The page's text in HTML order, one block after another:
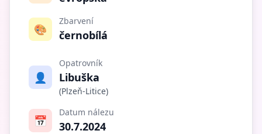
🎨
Zbarvení
černobílá
👤
Opatrovník
Libuška
(Plzeň-Litice)
📅
Datum nálezu
30.7.2024